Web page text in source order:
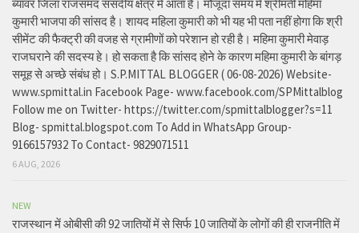
ब्यावर जिला राजसमंद संसदीय क्षेत्र में आता है। मौजूदा समय में श्रीमती महिमा
कुमारी भाजपा की सांसद है। शायद महिला कुमारी को भी यह भी पता नहीं होगा कि श्री
सीमेंट की फैक्ट्री की वजह से ग्रामीणों को परेशान हो रही है। महिमा कुमारी मेवाड़
राजघराने की सदस्य हे। हो सकता है कि सांसद होने के कारण महिमा कुमारी के बांगड़
समूह से अच्छे संबंध हो। S.P.MITTAL BLOGGER ( 06-08-2026) Website-
www.spmittal.in Facebook Page- www.facebook.com/SPMittalblog
Follow me on Twitter- https://twitter.com/spmittalblogger?s=11
Blog- spmittal.blogspot.com To Add in WhatsApp Group-
9166157932 To Contact- 9829071511
6 AUG, 2026
NEW
राजस्थान में ओबीसी की 92 जातियों में से सिर्फ 10 जातियों के लोगों की ही राजनीति में